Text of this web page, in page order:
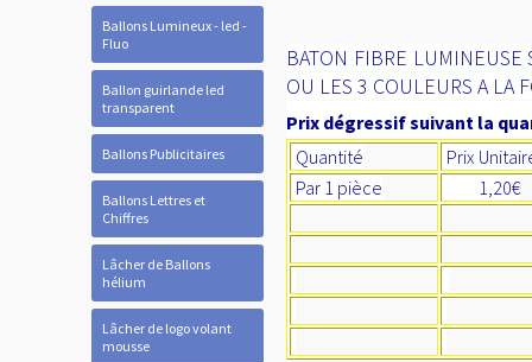
Ballons Lumineux - led -
Fluo
Ballon guirlande led
transparent
Ballons Publicitaires
Ballons Lettres et
Chiffres
Lâcher de Ballons
hélium
Lâcher de logo volant
mousse
BATON FIBRE
OU LES 3 COULEURS A LA
Prix dégressif suivant la
Quantité
Prix
Par 1 pièce
1,20€